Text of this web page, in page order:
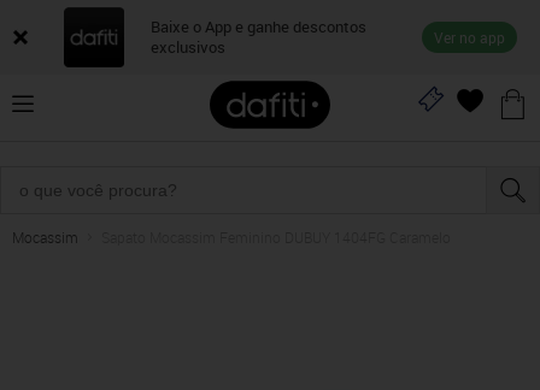
Baixe o App e ganhe descontos
exclusivos
Ver no app
Mocassim